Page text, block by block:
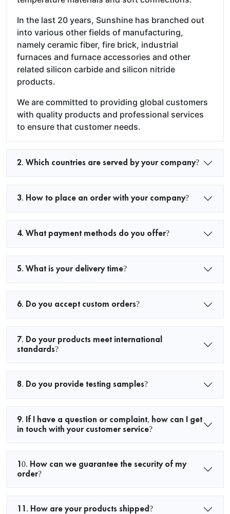
In the last 20 years, Sunshine has branched out
into various other fields of manufacturing,
namely ceramic fiber, fire brick, industrial
furnaces and furnace accessories and other
related silicon carbide and silicon nitride
products.
We are committed to providing global customers
with quality products and professional services
to ensure that customer needs.
2. Which countries are served by your company?
3. How to place an order with your company?
4. What payment methods do you offer?
5. What is your delivery time?
6. Do you accept custom orders?
7. Do your products meet international
standards?
8. Do you provide testing samples?
9. If I have a question or complaint, how can I get
in touch with your customer service?
10. How can we guarantee the security of my
order?
11. How are your products shipped?